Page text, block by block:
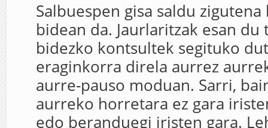
Salbuespen gisa saldu
bidean da. Jaurlaritzak esan
bidezko kontsultek segituko
eraginkorra direla aurrez
aurre-pauso moduan. Sarri,
aurreko horretara ez gara
edo beranduegi iristen gara.